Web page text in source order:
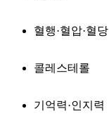
혈행·혈압·혈당
콜레스테롤
기억력·인지력